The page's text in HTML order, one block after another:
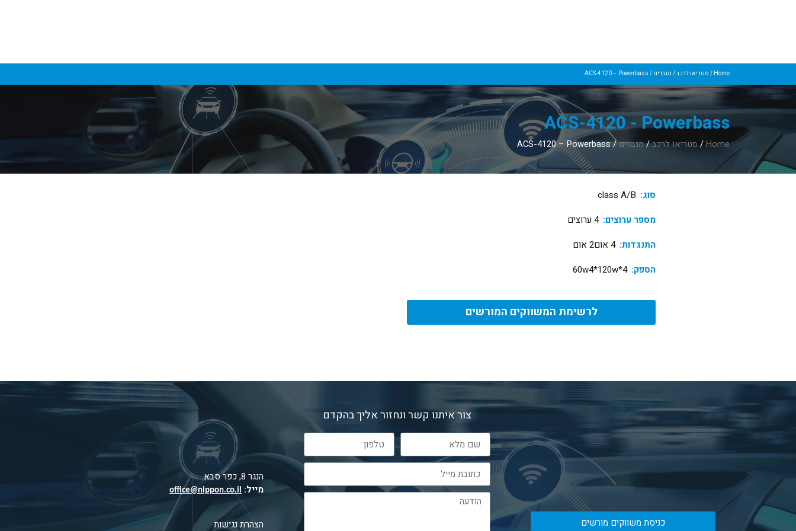
Home
/ סטריאו לרכב/ מגברים / ACS-4120 – Powerbass
ACS-4120 - Powerbass
Home
/סטריאו לרכב/מגברים/ ACS-4120 – Powerbass
סוג: class A/B
מספר ערוצים: 4 ערוצים
התנגדות: 4 אום2 אום
הספק: 4*60w4*120w
לרשימת המשווקים המורשים
כניסת משווקים מורשים
צור איתנו קשר ונחזור אליך בהקדם
הנגר 8, כפר סבא
מייל: office@nippon.co.il
הצהרת נגישות